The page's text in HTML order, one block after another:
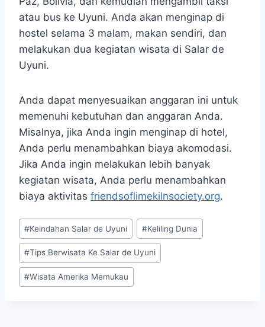
atau bus ke Uyuni. Anda akan menginap di
hostel selama 3 malam, makan sendiri, dan
melakukan dua kegiatan wisata di Salar de
Uyuni.
Anda dapat menyesuaikan anggaran ini untuk
memenuhi kebutuhan dan anggaran Anda.
Misalnya, jika Anda ingin menginap di hotel,
Anda perlu menambahkan biaya akomodasi.
Jika Anda ingin melakukan lebih banyak
kegiatan wisata, Anda perlu menambahkan
biaya aktivitas friendsoflimekilnsociety.org.
Post
Tags:
#Keindahan Salar de Uyuni #Keliling Dunia
#Tips Berwisata Ke Salar de Uyuni
#Wisata Amerika Memukau